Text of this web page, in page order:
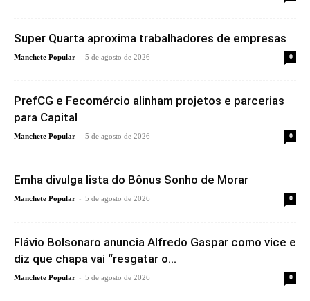
Super Quarta aproxima trabalhadores de empresas
Manchete Popular - 5 de agosto de 2026 0
PrefCG e Fecomércio alinham projetos e parcerias
para Capital
Manchete Popular - 5 de agosto de 2026 0
Emha divulga lista do Bônus Sonho de Morar
Manchete Popular - 5 de agosto de 2026 0
Flávio Bolsonaro anuncia Alfredo Gaspar como vice e
diz que chapa vai “resgatar o...
Manchete Popular - 5 de agosto de 2026 0